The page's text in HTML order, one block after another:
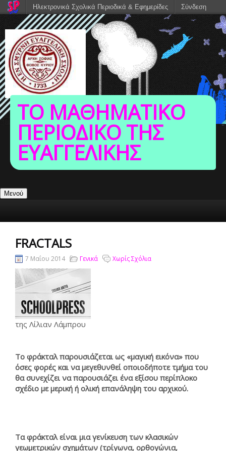
ΤΟ ΜΑΘΗΜΑΤΙΚΟ
ΠΕΡΙΟΔΙΚΟ ΤΗΣ
ΕΥΑΓΓΕΛΙΚΗΣ
Μενού
FRACTALS
7 Μαΐου 2014 Γενικά Χωρίς Σχόλια
της Λίλιαν Λάμπρου
Το φράκταλ παρουσιάζεται ως «μαγική εικόνα» που
όσες φορές και να μεγεθυνθεί οποιοδήποτε τμήμα του
θα συνεχίζει να παρουσιάζει ένα εξίσου περίπλοκο
σχέδιο με μερική ή ολική επανάληψη του αρχικού.
Τα φράκταλ είναι μια γενίκευση των κλασικών
γεωμετρικών σχημάτων (τρίγωνα, ορθογώνια,
Ηλεκτρονικά Σχολικά Περιοδικά & Εφημερίδες Σύνδεση